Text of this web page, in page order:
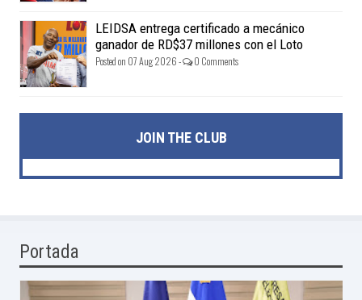
LEIDSA entrega certificado a mecánico
ganador de RD$37 millones con el Loto
Posted on 07 Aug 2026 - 0 Comments
JOIN THE CLUB
Portada